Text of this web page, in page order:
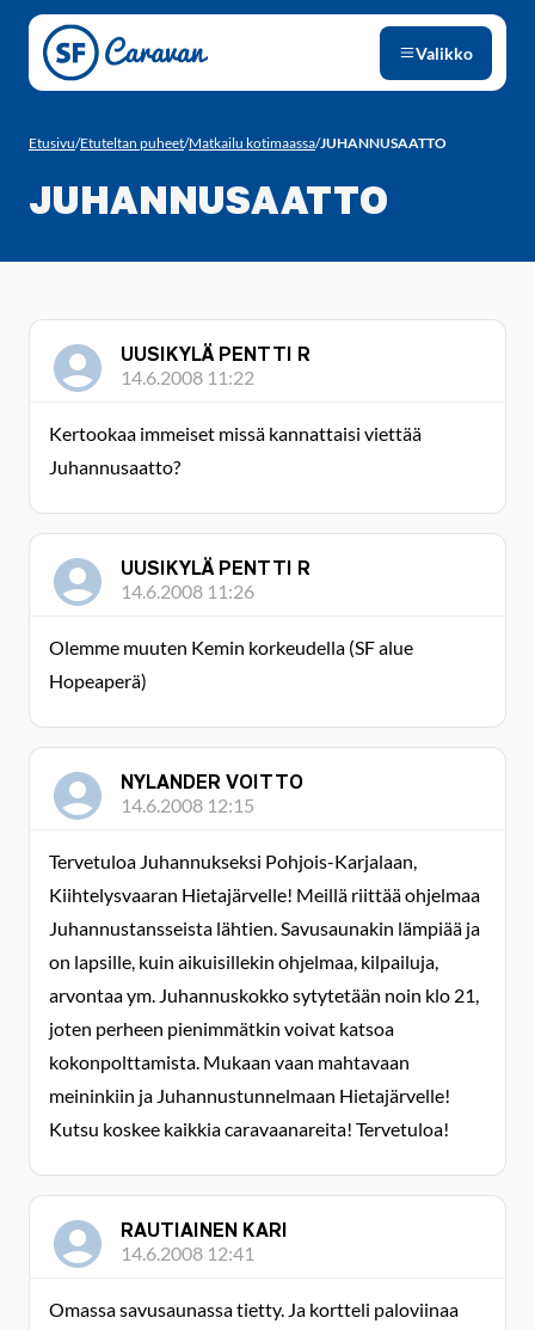
Siirry sivun sisältöön
Valikko
Etusivu/Etuteltan puheet/Matkailu kotimaassa/JUHANNUSAATTO
JUHANNUSAATTO
UUSIKYLÄ PENTTI R
14.6.2008 11:22
Kertookaa immeiset missä kannattaisi viettää
Juhannusaatto?
UUSIKYLÄ PENTTI R
14.6.2008 11:26
Olemme muuten Kemin korkeudella (SF alue
Hopeaperä)
NYLANDER VOITTO
14.6.2008 12:15
Tervetuloa Juhannukseksi Pohjois-Karjalaan,
Kiihtelysvaaran Hietajärvelle! Meillä riittää ohjelmaa
Juhannustansseista lähtien. Savusaunakin lämpiää ja
on lapsille, kuin aikuisillekin ohjelmaa, kilpailuja,
arvontaa ym. Juhannuskokko sytytetään noin klo 21,
joten perheen pienimmätkin voivat katsoa
kokonpolttamista. Mukaan vaan mahtavaan
meininkiin ja Juhannustunnelmaan Hietajärvelle!
Kutsu koskee kaikkia caravaanareita! Tervetuloa!
RAUTIAINEN KARI
14.6.2008 12:41
Omassa savusaunassa tietty. Ja kortteli paloviinaa